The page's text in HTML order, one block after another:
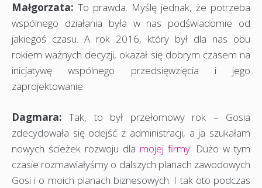
Małgorzata: To prawda. Myślę jednak, że potrzeba
wspólnego działania była w nas podświadomie od
jakiegoś czasu. A rok 2016, który był dla nas obu
rokiem ważnych decyzji, okazał się dobrym czasem na
inicjatywę wspólnego przedsięwzięcia i jego
zaprojektowanie.
Dagmara: Tak, to był przełomowy rok – Gosia
zdecydowała się odejść z administracji, a ja szukałam
nowych ścieżek rozwoju dla mojej firmy . Dużo w tym
czasie rozmawiałyśmy o dalszych planach zawodowych
Gosi i o moich planach biznesowych. I tak oto podczas